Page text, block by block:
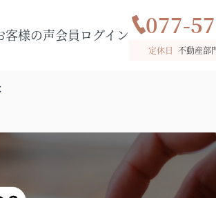
客様の声会員ログイン 077-
定休日 不動産部